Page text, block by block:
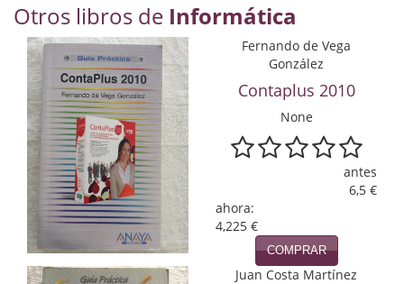
Economía
Enciclopedias
Ensayo
Ensayo literario
Filosofía
Física y Química
Física y química
Otros libros de Informática
Fernando de Vega
González
Contaplus 2010
None
antes
6,5 €
ahora:
4,225 €
COMPRAR
Juan Costa Martínez